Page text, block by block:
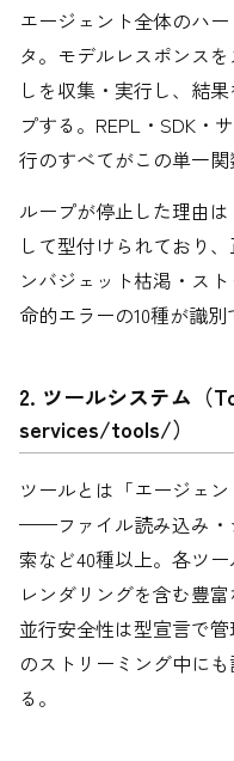
エージェント全体のハ
タ。モデルレスポンス
しを収集・実行し、結
プする。REPL・SDK・
行のすべてがこの単一関
ループが停止した理由は
して型付けられており
ンバジェット枯渇・ス
命的エラーの10種が識別
2. ツールシステム（
services/tools/）
ツールとは「エージェ
——ファイル読み込み・
索など40種以上。各ツ
レンダリングを含む豊
並行安全性は型宣言で
のストリーミング中に
る。